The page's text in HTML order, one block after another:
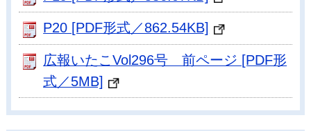
P20 [PDF形式／862.54KB]
広報いたこVol296号 前ページ [PDF形
式／5MB]